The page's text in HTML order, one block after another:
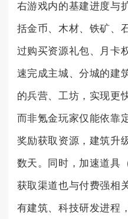
右游戏内的基建进度与
括金币、木材、铁矿、
过购买资源礼包、月卡
速完成主城、分城的建
的兵营、工坊，实现更
而非氪金玩家仅能依靠
奖励获取资源，建筑升
数天。同时，加速道具
获取渠道也与付费强相
有建筑、科技研发进程